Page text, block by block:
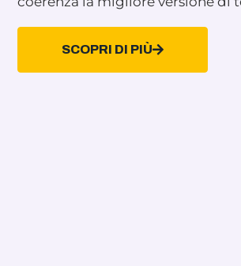
SCOPRI DI PIÙ